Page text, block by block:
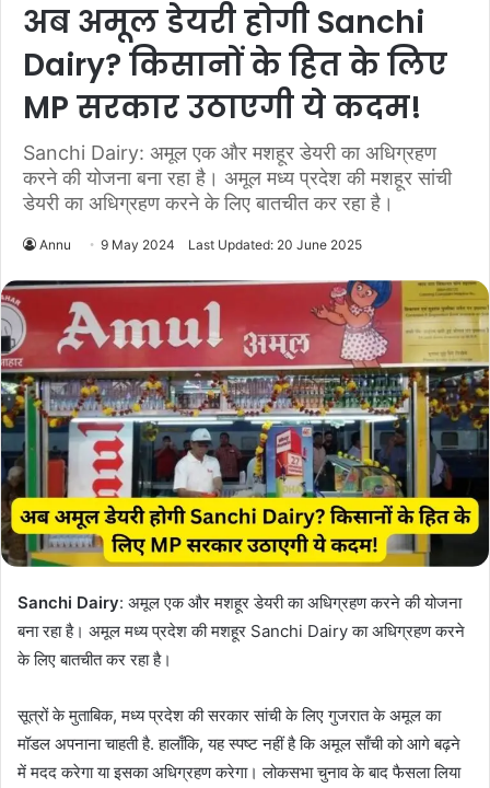
अब अमूल डेयरी होगी Sanchi
Dairy? किसानों के हित के लिए
MP सरकार उठाएगी ये कदम!
Sanchi Dairy: अमूल एक और मशहूर डेयरी का अधिग्रहण
करने की योजना बना रहा है। अमूल मध्य प्रदेश की मशहूर सांची
डेयरी का अधिग्रहण करने के लिए बातचीत कर रहा है।
Annu 9 May 2024 Last Updated: 20 June 2025
Sanchi Dairy: अमूल एक और मशहूर डेयरी का अधिग्रहण करने की योजना
बना रहा है। अमूल मध्य प्रदेश की मशहूर Sanchi Dairy का अधिग्रहण करने
के लिए बातचीत कर रहा है।
सूत्रों के मुताबिक, मध्य प्रदेश की सरकार सांची के लिए गुजरात के अमूल का
मॉडल अपनाना चाहती है. हालाँकि, यह स्पष्ट नहीं है कि अमूल साँची को आगे बढ़ने
में मदद करेगा या इसका अधिग्रहण करेगा। लोकसभा चुनाव के बाद फैसला लिया